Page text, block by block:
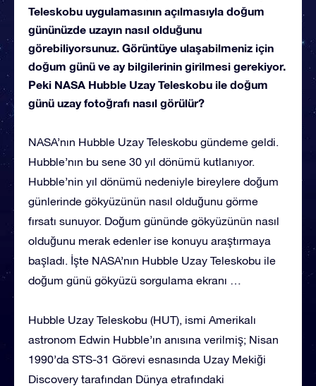
Teleskobu uygulamasının açılmasıyla doğum
gününüzde uzayın nasıl olduğunu
görebiliyorsunuz. Görüntüye ulaşabilmeniz için
doğum günü ve ay bilgilerinin girilmesi gerekiyor.
Peki NASA Hubble Uzay Teleskobu ile doğum
günü uzay fotoğrafı nasıl görülür?
NASA’nın Hubble Uzay Teleskobu gündeme geldi.
Hubble’nın bu sene 30 yıl dönümü kutlanıyor.
Hubble’nin yıl dönümü nedeniyle bireylere doğum
günlerinde gökyüzünün nasıl olduğunu görme
fırsatı sunuyor. Doğum gününde gökyüzünün nasıl
olduğunu merak edenler ise konuyu araştırmaya
başladı. İşte NASA’nın Hubble Uzay Teleskobu ile
doğum günü gökyüzü sorgulama ekranı …
Hubble Uzay Teleskobu (HUT), ismi Amerikalı
astronom Edwin Hubble’ın anısına verilmiş; Nisan
1990’da STS-31 Görevi esnasında Uzay Mekiği
Discovery tarafından Dünya etrafındaki